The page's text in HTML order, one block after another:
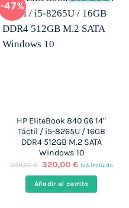
-47%
HP EliteBook 840 G6 14″
Táctil / i5-8265U / 16GB
DDR4 512GB M.2 SATA
Windows 10
608,00€ El
original
era:
320,00€El
actual
es:
IVA incluido
Añadir al carrito